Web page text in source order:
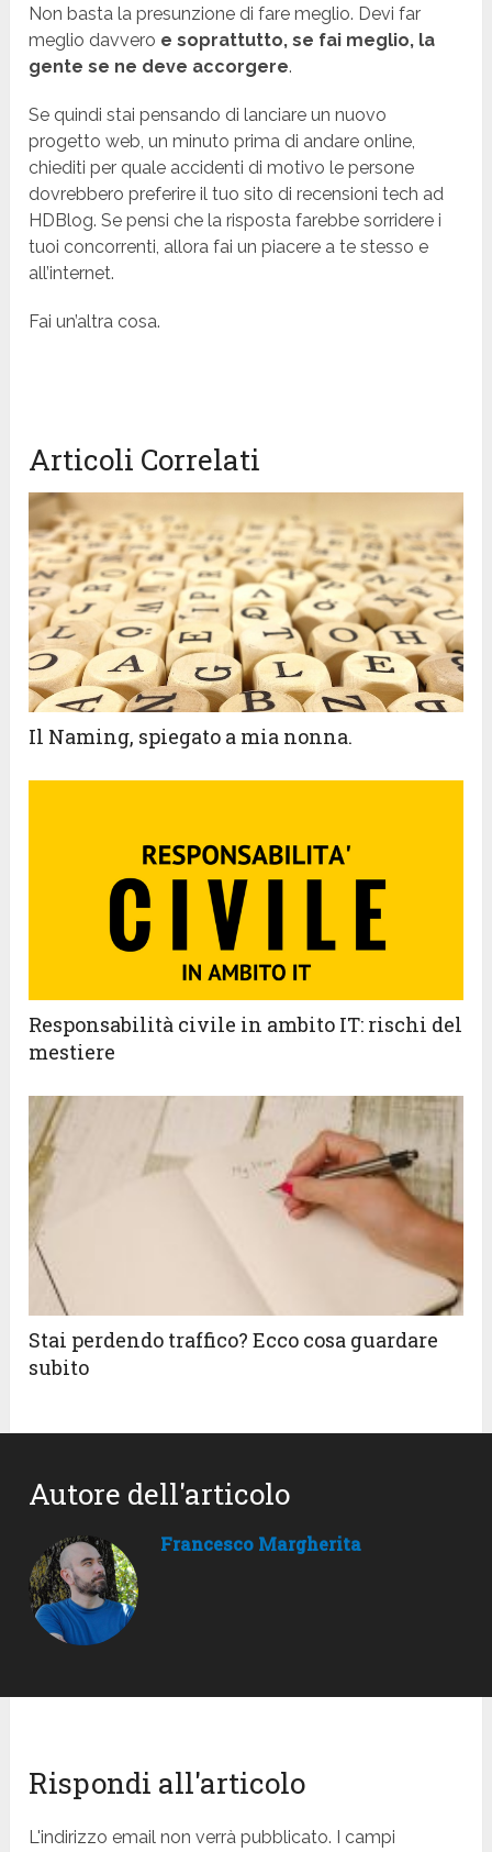
Non basta la presunzione di fare meglio. Devi far
meglio davvero e soprattutto, se fai meglio, la
gente se ne deve accorgere.
Se quindi stai pensando di lanciare un nuovo
progetto web, un minuto prima di andare online,
chiediti per quale accidenti di motivo le persone
dovrebbero preferire il tuo sito di recensioni tech ad
HDBlog. Se pensi che la risposta farebbe sorridere i
tuoi concorrenti, allora fai un piacere a te stesso e
all’internet.
Fai un’altra cosa.
Articoli Correlati
Il Naming, spiegato a mia nonna.
Responsabilità civile in ambito IT: rischi del
mestiere
Stai perdendo traffico? Ecco cosa guardare
subito
Autore dell'articolo
Francesco Margherita
Rispondi all'articolo
L'indirizzo email non verrà pubblicato. I campi